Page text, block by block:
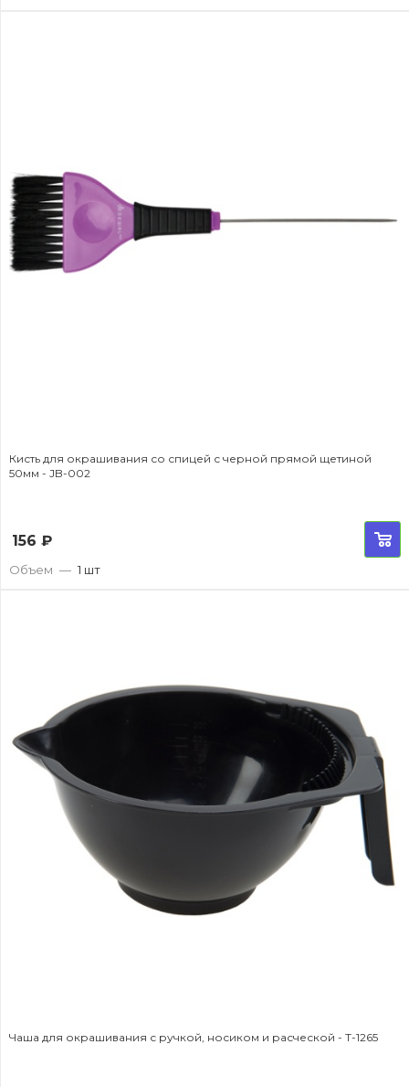
Кисть для окрашивания со спицей с черной прямой щетиной
50мм - JB-002
156 ₽
Объем — 1 шт
Чаша для окрашивания с ручкой, носиком и расческой - T-1265